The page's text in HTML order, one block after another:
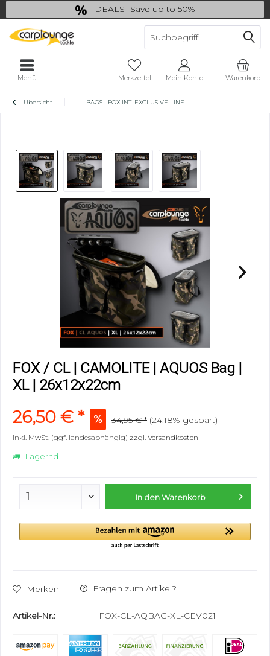
DEALS -Save up to 50%
last Chance: ... if gone then gone
Warenkorb
Merkzettel Mein Konto
Menü
Übersicht BAGS | FOX INT. EXCLUSIVE LINE
FOX / CL | CAMOLITE | AQUOS Bag |
XL | 26x12x22cm
26,50 € * 34,95 € * (24,18% gespart)
inkl. MwSt. (ggf. landesabhängig) zzgl. Versandkosten
Lagernd
In denWarenkorb
Merken Fragen zum Artikel?
Artikel-Nr.: FOX-CL-AQBAG-XL-CEV021